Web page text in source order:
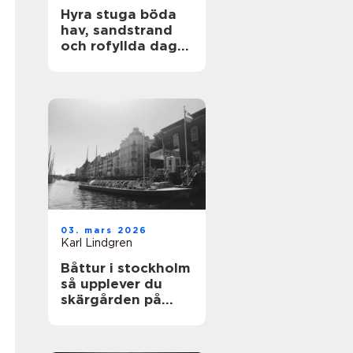
Hyra stuga böda
hav, sandstrand
och rofyllda dagar
03. mars 2026
Karl Lindgren
Båttur i stockholm
så upplever du
skärgården på